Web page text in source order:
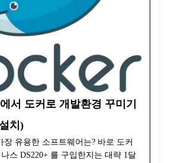
서 도커로 개발환경 꾸미기
치)
장 유용한 소프트웨어는? 바로 도커
스 DS220+ 를 구입한지는 대략 1달